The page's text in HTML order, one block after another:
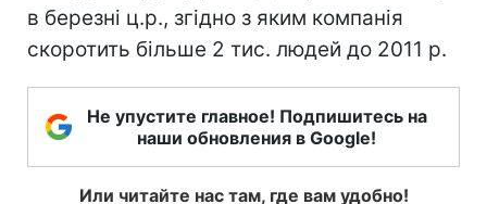
в березні ц.р., згідно з яким компанія
скоротить більше 2 тис. людей до 2011 р.
Не упустите главное! Подпишитесь на
наши обновления в Google!
Или читайте нас там, где вам удобно!